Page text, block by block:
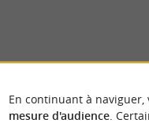
En continuant à
mesure d'audience.